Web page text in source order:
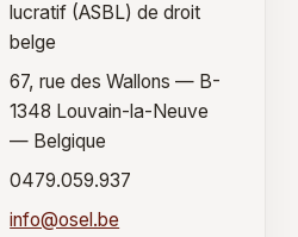
lucratif (ASBL) de droit
belge
67, rue des Wallons — B-
1348 Louvain-la-Neuve
— Belgique
0479.059.937
info@osel.be